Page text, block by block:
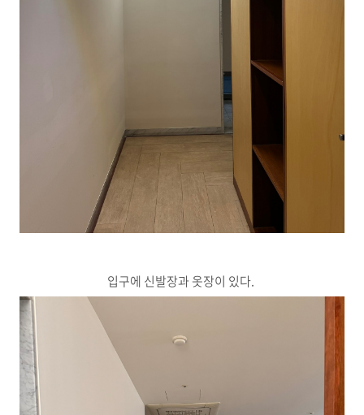
입구에 신발장과 옷장이 있다.